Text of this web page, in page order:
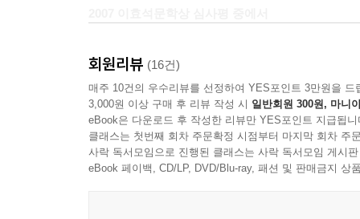
춥지는 않다. 일단은 죽었으니까.
심심하겠어, 할머니.
그래서 가끔 걷는다.
뭐가 있어?
없다. 그러니까 조금 더 걸어볼 생각이다.
회원리뷰 (16건)
매주 10건의 우수리뷰를 선정하여 YES포인트 3만원을 드
3,000원 이상 구매 후 리뷰 작성 시 일반회원 300원, 마니
eBook은 다운로드 후 작성한 리뷰만 YES포인트 지급됩니
클래스는 첫번째 회차 주문확정 시점부터 마지막 회차 주
사락 독서모임으로 진행된 클래스는 사락 독서모임 게시
eBook 페이백, CD/LP, DVD/Blu-ray, 패션 및 판매금지 상